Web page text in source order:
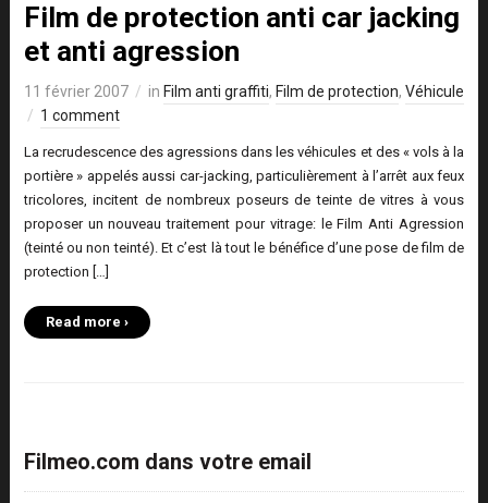
Film de protection anti car jacking
et anti agression
11 février 2007 in Film anti graffiti, Film de protection, Véhicule
1 comment
La recrudescence des agressions dans les véhicules et des « vols à la
portière » appelés aussi car-jacking, particulièrement à l’arrêt aux feux
tricolores, incitent de nombreux poseurs de teinte de vitres à vous
proposer un nouveau traitement pour vitrage: le Film Anti Agression
(teinté ou non teinté). Et c’est là tout le bénéfice d’une pose de film de
protection […]
Read more ›
Filmeo.com dans votre email